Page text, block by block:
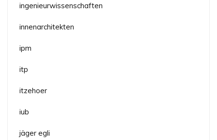
ingenieurwissenschaften
innenarchitekten
ipm
itp
itzehoer
iub
jäger egli